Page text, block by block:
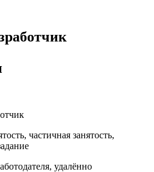
частичная занятость,
удалённо